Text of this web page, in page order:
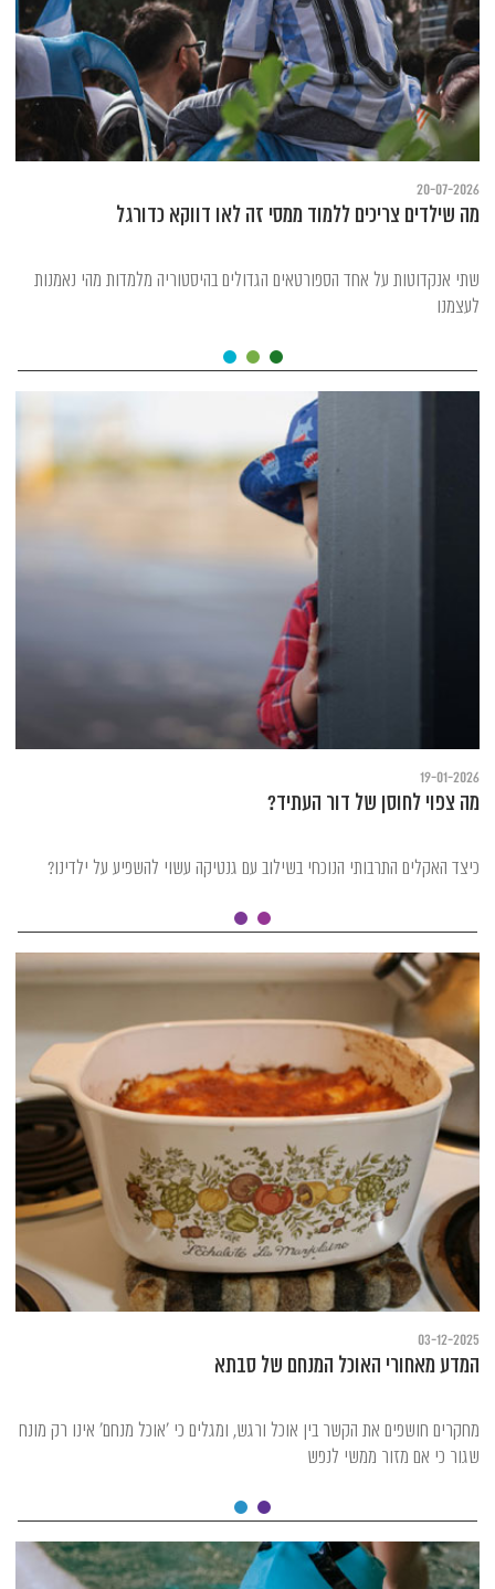
20-07-2026
מה שילדים צריכים ללמוד ממסי זה לאו דווקא כדורגל
שתי אנקדוטות על אחד הספורטאים הגדולים בהיסטוריה מלמדות מהי נאמנות
לעצמנו
19-01-2026
מה צפוי לחוסן של דור העתיד?
כיצד האקלים התרבותי הנוכחי בשילוב עם גנטיקה עשוי להשפיע על ילדינו?
03-12-2025
המדע מאחורי האוכל המנחם של סבתא
מחקרים חושפים את הקשר בין אוכל ורגש, ומגלים כי 'אוכל מנחם' אינו רק מונח
שגור כי אם מזור ממשי לנפש